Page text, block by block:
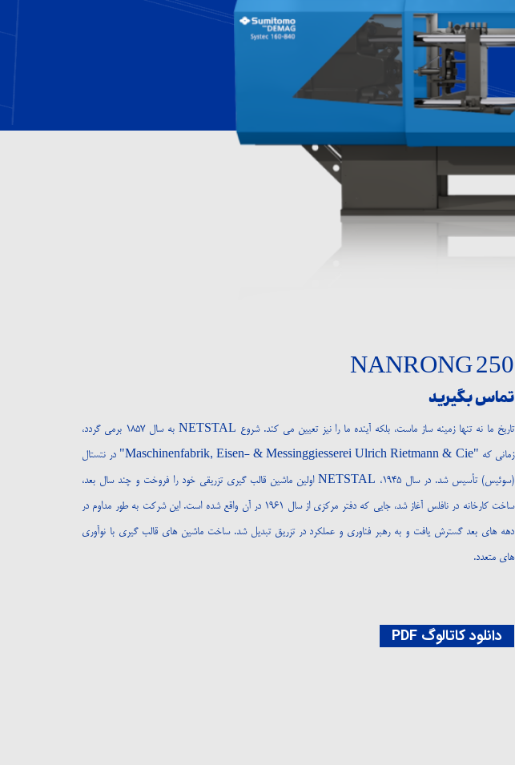
NANRONG 250
تماس بگیرید
تاریخ ما نه تنها زمینه ساز ماست، بلکه آینده ما را نیز تعیین می کند. شروع NETSTAL به سال ۱۸۵۷ برمی گردد،
زمانی که "Maschinenfabrik, Eisen- & Messinggiesserei Ulrich Rietmann & Cie" در نتستال
(سوئیس) تأسیس شد. در سال ۱۹۴۵، NETSTAL اولین ماشین قالب گیری تزریقی خود را فروخت و چند سال بعد،
ساخت کارخانه در نافلس آغاز شد، جایی که دفتر مرکزی از سال ۱۹۶۱ در آن واقع شده است. این شرکت به طور مداوم در
دهه های بعد گسترش یافت و به رهبر فناوری و عملکرد در تزریق تبدیل شد. ساخت ماشین های قالب گیری با نوآوری
های متعدد.
دانلود کاتالوگ PDF